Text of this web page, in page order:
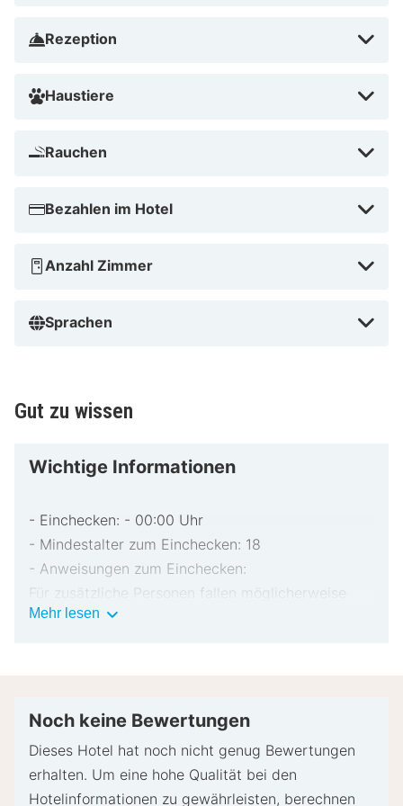
Rezeption
Haustiere
Rauchen
Bezahlen im Hotel
Anzahl Zimmer
Sprachen
Gut zu wissen
Wichtige Informationen
- Einchecken: - 00:00 Uhr
- Mindestalter zum Einchecken: 18
- Anweisungen zum Einchecken:
Für zusätzliche Personen fallen möglicherweise
Gebühren an, die abhängig von den Bestimmungen
bar für unvorhergesehene Aufwendungen verlangt.
versucht, Sonderwünschen entgegenzukommen,
Mehr lesen Wichtige
Noch keine Bewertungen
Dieses Hotel hat noch nicht genug Bewertungen
erhalten. Um eine hohe Qualität bei den
Hotelinformationen zu gewährleisten, berechnen